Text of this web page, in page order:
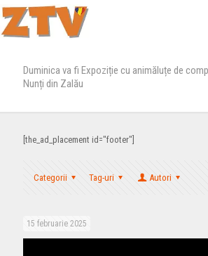
Duminica va fi Expoziție cu animăluțe de
Nunți din Zalău
[the_ad_placement id="footer"]
Categorii Tag-uri Autori
15 februarie 2025